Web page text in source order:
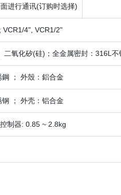
进行通讯(订购时选择)
VCR1/4", VCR1/2"
氧化矽(硅)；全金属密封：316L不
； 外殼：鋁合金
； 外壳：铝合金
制器: 0.85 ~ 2.8kg